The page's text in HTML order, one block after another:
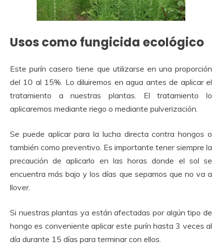
Usos como fungicida ecológico
Este purín casero tiene que utilizarse en una proporción
del 10 al 15%. Lo diluiremos en agua antes de aplicar el
tratamiento a nuestras plantas. El tratamiento lo
aplicaremos mediante riego o mediante pulverización.
Se puede aplicar para la lucha directa contra hongos o
también como preventivo. Es importante tener siempre la
precaución de aplicarlo en las horas donde el sol se
encuentra más bajo y los días que sepamos que no va a
llover.
Si nuestras plantas ya están afectadas por algún tipo de
hongo es conveniente aplicar este purín hasta 3 veces al
día durante 15 días para terminar con ellos.